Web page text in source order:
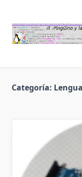
contenido
Categoría: